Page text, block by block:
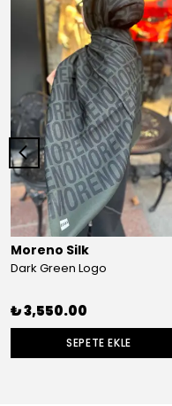
Moreno Silk
Dark Green Logo
₺ 3,550.00
SEPETE EKLE